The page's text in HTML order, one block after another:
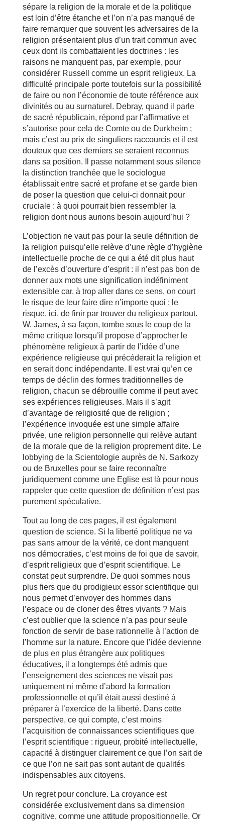
sépare la religion de la morale et de la politique
est loin d’être étanche et l’on n’a pas manqué de
faire remarquer que souvent les adversaires de la
religion présentaient plus d’un trait commun avec
ceux dont ils combattaient les doctrines : les
raisons ne manquent pas, par exemple, pour
considérer Russell comme un esprit religieux. La
difficulté principale porte toutefois sur la possibilité
de faire ou non l’économie de toute référence aux
divinités ou au surnaturel. Debray, quand il parle
de sacré républicain, répond par l’affirmative et
s’autorise pour cela de Comte ou de Durkheim ;
mais c’est au prix de singuliers raccourcis et il est
douteux que ces derniers se seraient reconnus
dans sa position. Il passe notamment sous silence
la distinction tranchée que le sociologue
établissait entre sacré et profane et se garde bien
de poser la question que celui-ci donnait pour
cruciale : à quoi pourrait bien ressembler la
religion dont nous aurions besoin aujourd’hui ?
L’objection ne vaut pas pour la seule définition de
la religion puisqu’elle relève d’une règle d’hygiène
intellectuelle proche de ce qui a été dit plus haut
de l’excès d’ouverture d’esprit : il n’est pas bon de
donner aux mots une signification indéfiniment
extensible car, à trop aller dans ce sens, on court
le risque de leur faire dire n’importe quoi ; le
risque, ici, de finir par trouver du religieux partout.
W. James, à sa façon, tombe sous le coup de la
même critique lorsqu’il propose d’approcher le
phénomène religieux à partir de l’idée d’une
expérience religieuse qui précéderait la religion et
en serait donc indépendante. Il est vrai qu’en ce
temps de déclin des formes traditionnelles de
religion, chacun se débrouille comme il peut avec
ses expériences religieuses. Mais il s’agit
d’avantage de religiosité que de religion ;
l’expérience invoquée est une simple affaire
privée, une religion personnelle qui relève autant
de la morale que de la religion proprement dite. Le
lobbying de la Scientologie auprès de N. Sarkozy
ou de Bruxelles pour se faire reconnaître
juridiquement comme une Eglise est là pour nous
rappeler que cette question de définition n’est pas
purement spéculative.
Tout au long de ces pages, il est également
question de science. Si la liberté politique ne va
pas sans amour de la vérité, ce dont manquent
nos démocraties, c’est moins de foi que de savoir,
d’esprit religieux que d’esprit scientifique. Le
constat peut surprendre. De quoi sommes nous
plus fiers que du prodigieux essor scientifique qui
nous permet d’envoyer des hommes dans
l’espace ou de cloner des êtres vivants ? Mais
c’est oublier que la science n’a pas pour seule
fonction de servir de base rationnelle à l’action de
l’homme sur la nature. Encore que l’idée devienne
de plus en plus étrangère aux politiques
éducatives, il a longtemps été admis que
l’enseignement des sciences ne visait pas
uniquement ni même d’abord la formation
professionnelle et qu’il était aussi destiné à
préparer à l’exercice de la liberté. Dans cette
perspective, ce qui compte, c’est moins
l’acquisition de connaissances scientifiques que
l’esprit scientifique : rigueur, probité intellectuelle,
capacité à distinguer clairement ce que l’on sait de
ce que l’on ne sait pas sont autant de qualités
indispensables aux citoyens.
Un regret pour conclure. La croyance est
considérée exclusivement dans sa dimension
cognitive, comme une attitude propositionnelle. Or